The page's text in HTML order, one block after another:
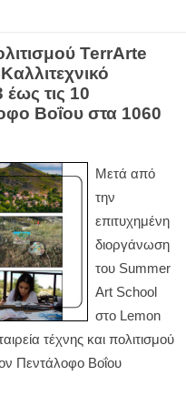
TerrArte
έως τις 10
Βοΐου στα 1060
Μετά από
την
επιτυχημένη
διοργάνωση
του Summer
Art School
στο Lemon
τέχνης και πολιτισμού
Πεντάλοφο Βοΐου